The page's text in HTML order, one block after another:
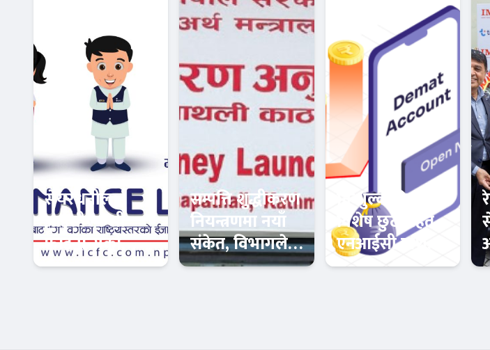
सेयरधनीलाई
आईसीएफसी
फाइनान्सको
सचेतना: बाँकी
सम्पत्ति शुद्धीकरण
नियन्त्रणमा नयाँ
संकेत, विभागले
बढायो अनुसन्धान
निःशुल्क डिम्याट र
विशेष छुटसहित
एनआईसी एशिया
क्यापिटलको नयाँ